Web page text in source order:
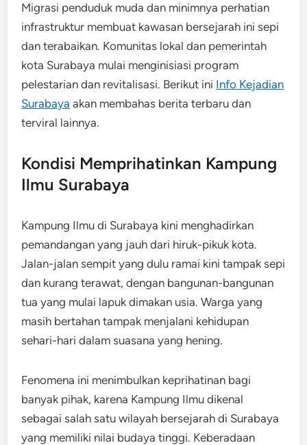
Migrasi penduduk muda dan minimnya perhatian
infrastruktur membuat kawasan bersejarah ini sepi
dan terabaikan. Komunitas lokal dan pemerintah
kota Surabaya mulai menginisiasi program
pelestarian dan revitalisasi. Berikut ini Info Kejadian
Surabaya akan membahas berita terbaru dan
terviral lainnya.
Kondisi Memprihatinkan Kampung
Ilmu Surabaya
Kampung Ilmu di Surabaya kini menghadirkan
pemandangan yang jauh dari hiruk-pikuk kota.
Jalan-jalan sempit yang dulu ramai kini tampak sepi
dan kurang terawat, dengan bangunan-bangunan
tua yang mulai lapuk dimakan usia. Warga yang
masih bertahan tampak menjalani kehidupan
sehari-hari dalam suasana yang hening.
Fenomena ini menimbulkan keprihatinan bagi
banyak pihak, karena Kampung Ilmu dikenal
sebagai salah satu wilayah bersejarah di Surabaya
yang memiliki nilai budaya tinggi. Keberadaan